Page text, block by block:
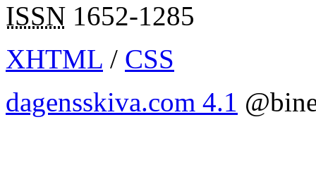
ISSN 1652-1285
XHTML / CSS
dagensskiva.com 4.1